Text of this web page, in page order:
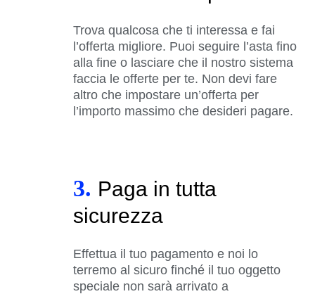
Trova qualcosa che ti interessa e fai
l’offerta migliore. Puoi seguire l’asta fino
alla fine o lasciare che il nostro sistema
faccia le offerte per te. Non devi fare
altro che impostare un’offerta per
l’importo massimo che desideri pagare.
3. Paga in tutta
sicurezza
Effettua il tuo pagamento e noi lo
terremo al sicuro finché il tuo oggetto
speciale non sarà arrivato a